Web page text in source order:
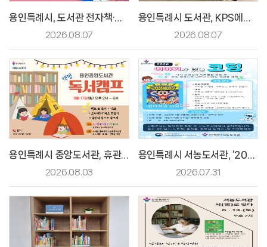
2026.08.07 2026.08.07
용인특례시 중앙도서관, 휴관일에 즐기는 특별한 '독서캠프' 운영 [2026. 8. 2. 보도]
2026.08.03 2026.07.31